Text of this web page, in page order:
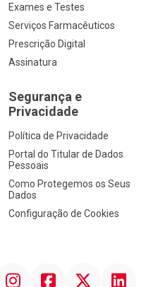
Exames e Testes
Serviços Farmacêuticos
Prescrição Digital
Assinatura
Segurança e
Privacidade
Política de Privacidade
Portal do Titular de Dados
Pessoais
Como Protegemos os Seus
Dados
Configuração de Cookies
InstagramFacebook Linkedin